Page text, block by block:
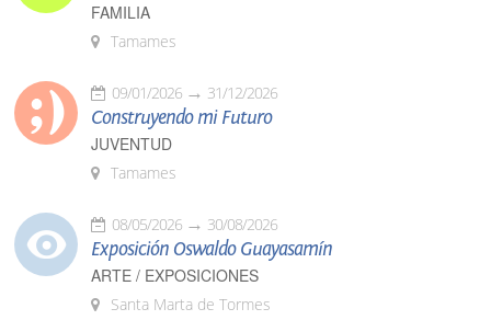
FAMILIA
Tamames
09/01/2026 31/12/2026
Construyendo mi Futuro
JUVENTUD
Tamames
08/05/2026 30/08/2026
Exposición Oswaldo Guayasamín
ARTE / EXPOSICIONES
Santa Marta de Tormes